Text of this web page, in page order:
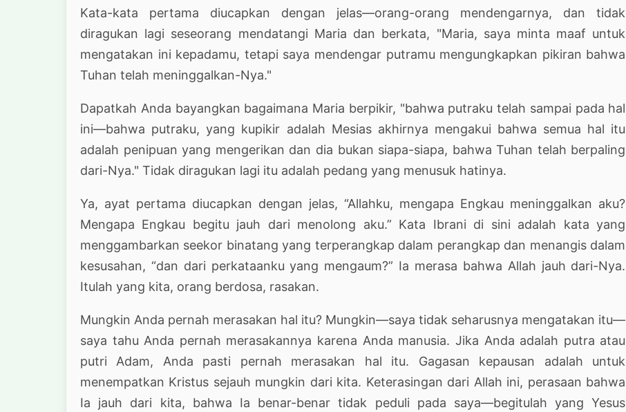
Kata-kata pertama diucapkan dengan jelas—orang-orang mendengarnya, dan tidak
diragukan lagi seseorang mendatangi Maria dan berkata, "Maria, saya minta maaf untuk
mengatakan ini kepadamu, tetapi saya mendengar putramu mengungkapkan pikiran bahwa
Tuhan telah meninggalkan-Nya."
Dapatkah Anda bayangkan bagaimana Maria berpikir, "bahwa putraku telah sampai pada hal
ini—bahwa putraku, yang kupikir adalah Mesias akhirnya mengakui bahwa semua hal itu
adalah penipuan yang mengerikan dan dia bukan siapa-siapa, bahwa Tuhan telah berpaling
dari-Nya." Tidak diragukan lagi itu adalah pedang yang menusuk hatinya.
Ya, ayat pertama diucapkan dengan jelas, “Allahku, mengapa Engkau meninggalkan aku?
Mengapa Engkau begitu jauh dari menolong aku.” Kata Ibrani di sini adalah kata yang
menggambarkan seekor binatang yang terperangkap dalam perangkap dan menangis dalam
kesusahan, “dan dari perkataanku yang mengaum?” Ia merasa bahwa Allah jauh dari-Nya.
Itulah yang kita, orang berdosa, rasakan.
Mungkin Anda pernah merasakan hal itu? Mungkin—saya tidak seharusnya mengatakan itu—
saya tahu Anda pernah merasakannya karena Anda manusia. Jika Anda adalah putra atau
putri Adam, Anda pasti pernah merasakan hal itu. Gagasan kepausan adalah untuk
menempatkan Kristus sejauh mungkin dari kita. Keterasingan dari Allah ini, perasaan bahwa
Ia jauh dari kita, bahwa Ia benar-benar tidak peduli pada saya—begitulah yang Yesus